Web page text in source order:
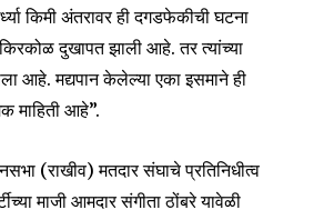
किमी अंतरावर ही दगडफेकीची घटना
दुखापत झाली आहे. तर त्यांच्या
आहे. मद्यपान केलेल्या एका इसमाने ही
माहिती आहे”.
(राखीव) मतदार संघाचे प्रतिनिधीत्व
माजी आमदार संगीता ठोंबरे यावेळी